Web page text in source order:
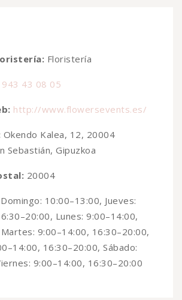
Floristería
943 43 08 05
http://www.flowersevents.es/
Okendo Kalea, 12, 20004
Sebastián, Gipuzkoa
20004
Domingo: 10:00–13:00, Jueves:
Lunes: 9:00–14:00,
9:00–14:00, 16:30–20:00,
16:30–20:00, Sábado:
9:00–14:00, 16:30–20:00